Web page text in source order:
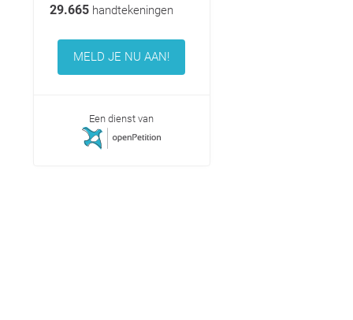
29.665handtekeningen
MELD JE NU AAN!
Een dienst van